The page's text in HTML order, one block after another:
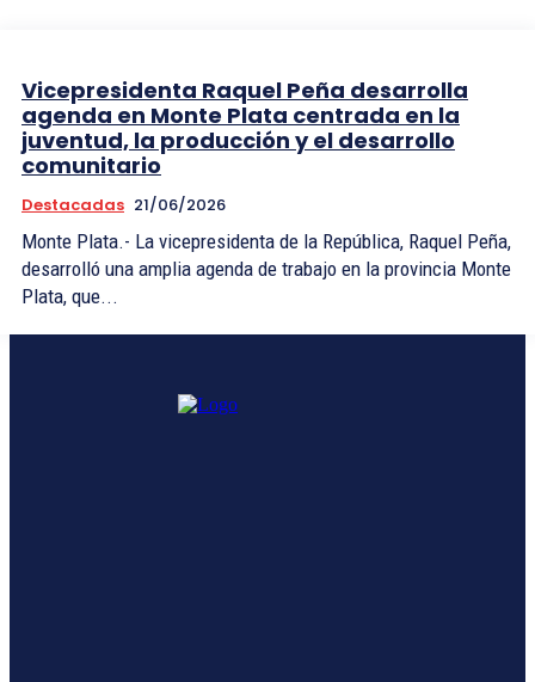
Vicepresidenta Raquel Peña desarrolla
agenda en Monte Plata centrada en la
juventud, la producción y el desarrollo
comunitario
Destacadas 21/06/2026
Monte Plata.- La vicepresidenta de la República, Raquel Peña,
desarrolló una amplia agenda de trabajo en la provincia Monte
Plata, que...